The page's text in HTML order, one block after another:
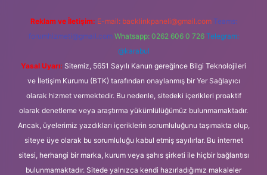
Reklam ve İletişim: E-mail: backlinkpaneli@gmail.com Teams:
forumhizmeti@gmail.com Whatsapp: 0262 606 0 726 Telegram:
@karabul
Yasal Uyarı: Sitemiz, 5651 Sayılı Kanun gereğince Bilgi Teknolojileri
ve İletişim Kurumu (BTK) tarafından onaylanmış bir Yer Sağlayıcı
olarak hizmet vermektedir. Bu nedenle, sitedeki içerikleri proaktif
olarak denetleme veya araştırma yükümlülüğümüz bulunmamaktadır.
Ancak, üyelerimiz yazdıkları içeriklerin sorumluluğunu taşımakta olup,
siteye üye olarak bu sorumluluğu kabul etmiş sayılırlar. Bu internet
sitesi, herhangi bir marka, kurum veya şahıs şirketi ile hiçbir bağlantısı
bulunmamaktadır. Sitede yalnızca kendi hazırladığımız makaleler